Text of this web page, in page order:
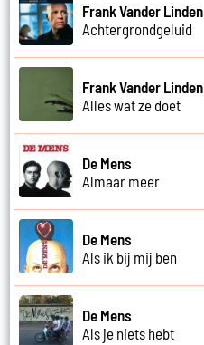
Frank Vander Linden
Achtergrondgeluid
Frank Vander Linden
Alles wat ze doet
De Mens
Almaar meer
De Mens
Als ik bij mij ben
De Mens
Als je niets hebt